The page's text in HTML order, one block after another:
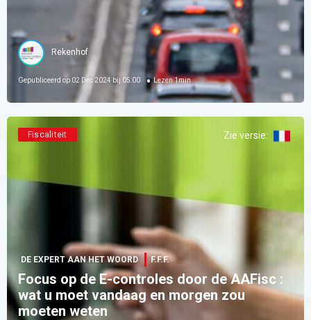
Rekenhof
Gepubliceerd op 02 Dec 2024 bij 05:00 Lezen1min
Fiscaliteit Zie versie:
DE EXPERT AAN HET WOORD F.F.F.
Focus op de E-controles door de AAFisc :
wat u moet vandaag en morgen zou
moeten weten